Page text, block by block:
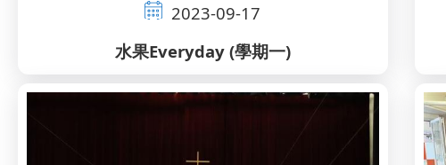
2023-09-17
水果Everyday (學期一)